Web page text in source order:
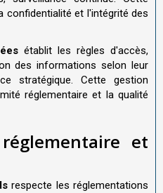
confidentialité et l'intégrité des
établit les règles d'accès,
des informations selon leur
stratégique. Cette gestion
réglementaire et la qualité
et
respecte les réglementations